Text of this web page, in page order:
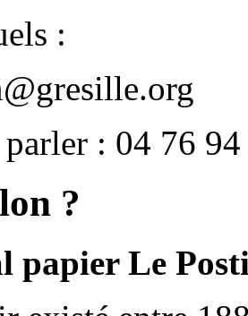
:
: 04 76
?
papier Le